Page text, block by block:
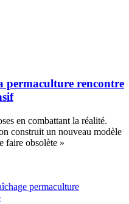
permaculture rencontre
en combattant la réalité.
construit un nouveau modèle
faire obsolète »
permaculture